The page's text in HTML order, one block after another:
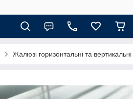
Жалюзі горизонтальні та вертикальні